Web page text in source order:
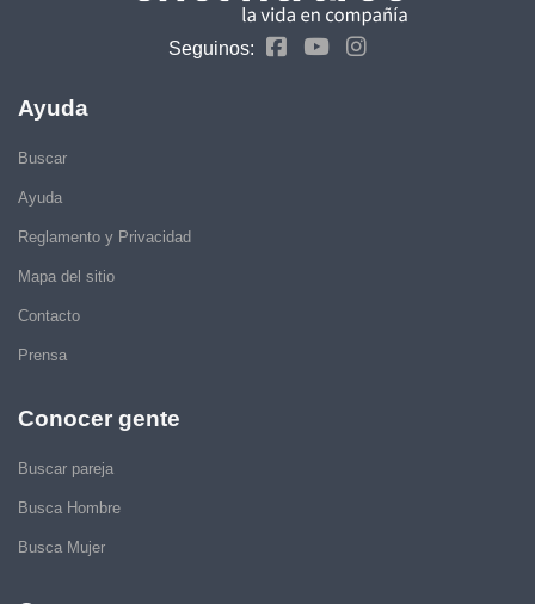
Seguinos:
Ayuda
Buscar
Ayuda
Reglamento y Privacidad
Mapa del sitio
Contacto
Prensa
Conocer gente
Buscar pareja
Busca Hombre
Busca Mujer